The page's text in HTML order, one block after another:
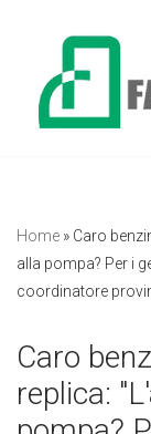
contenuto
Home » Caro
alla pompa? Per i
coordinatore
Caro
replica: